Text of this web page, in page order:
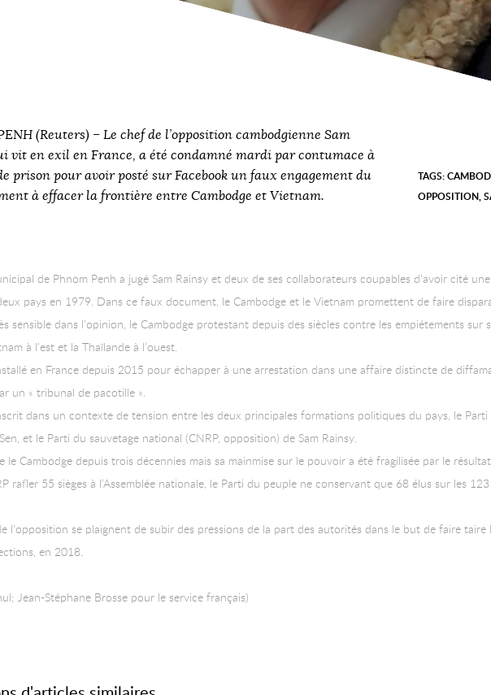
(Reuters) – Le chef de l’opposition cambodgienne Sam
vit en exil en France, a été condamné mardi par contumace à
prison pour avoir posté sur Facebook un faux engagement du
à effacer la frontière entre Cambodge et Vietnam.
TAGS:
OPPOSITION,
de Phnom Penh a jugé Sam Rainsy et deux de ses collaborateurs coupables d’avoir cité
pays en 1979. Dans ce faux document, le Cambodge et le Vietnam promettent de faire
sensible dans l’opinion, le Cambodge protestant depuis des siècles contre les empiétements
à l’est et la Thaïlande à l’ouest.
en France depuis 2015 pour échapper à une arrestation dans une affaire distincte de
un « tribunal de pacotille ».
dans un contexte de tension entre les deux principales formations politiques du pays, le
et le Parti du sauvetage national (CNRP, opposition) de Sam Rainsy.
le Cambodge depuis trois décennies mais sa mainmise sur le pouvoir a été fragilisée par le
rafler 55 sièges à l’Assemblée nationale, le Parti du peuple ne conservant que 68 élus sur les
l’opposition se plaignent de subir des pressions de la part des autorités dans le but de faire taire
en 2018.
Jean-Stéphane Brosse pour le service français)